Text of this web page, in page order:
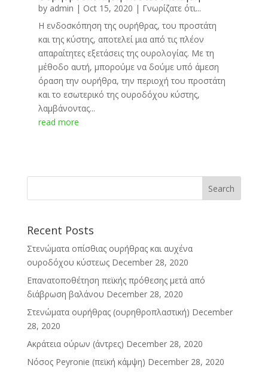
by admin | Oct 15, 2020 | Γνωρίζατε ότι...
Η ενδοσκόπηση της ουρήθρας, του προστάτη
και της κύστης, αποτελεί μια από τις πλέον
απαραίτητες εξετάσεις της ουρολογίας. Με τη
μέθοδο αυτή, μπορούμε να δούμε υπό άμεση
όραση την ουρήθρα, την περιοχή του προστάτη
και το εσωτερικό της ουροδόχου κύστης,
λαμβάνοντας...
read more
Recent Posts
Στενώματα οπίσθιας ουρήθρας και αυχένα
ουροδόχου κύστεως December 28, 2020
Επανατοποθέτηση πεϊκής πρόθεσης μετά από
διάβρωση βαλάνου December 28, 2020
Στενώματα ουρήθρας (ουρηθροπλαστική) December
28, 2020
Ακράτεια ούρων (άντρες) December 28, 2020
Νόσος Peyronie (πεϊκή κάμψη) December 28, 2020